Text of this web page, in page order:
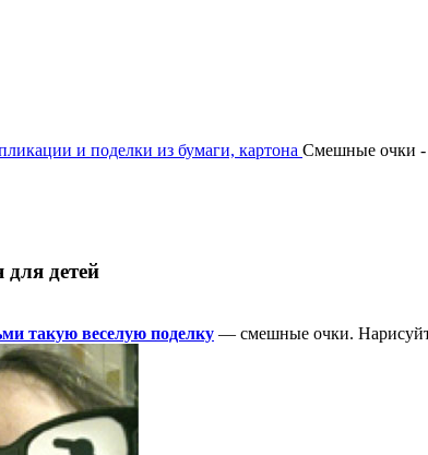
и поделки из бумаги, картона Смешные очки -
детей
такую веселую поделку — смешные очки.